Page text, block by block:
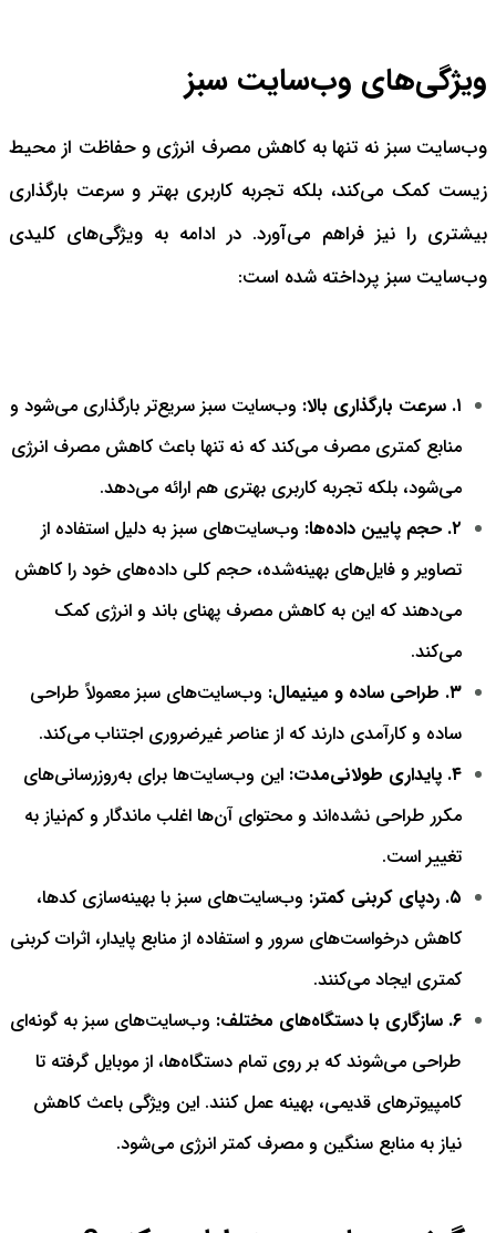
ویژگی‌های وب‌سایت سبز
وب‌سایت سبز نه تنها به کاهش مصرف انرژی و حفاظت از محیط
زیست کمک می‌کند، بلکه تجربه کاربری بهتر و سرعت بارگذاری
بیشتری را نیز فراهم می‌آورد. در ادامه به ویژگی‌های کلیدی
وب‌سایت سبز پرداخته شده است:
۱. سرعت بارگذاری بالا:
وب‌سایت سبز سریع‌تر بارگذاری می‌شود و
منابع کمتری مصرف می‌کند که نه تنها باعث کاهش مصرف انرژی
می‌شود، بلکه تجربه کاربری بهتری هم ارائه می‌دهد.
۲. حجم پایین داده‌ها:
وب‌سایت‌های سبز به دلیل استفاده از
تصاویر و فایل‌های بهینه‌شده، حجم کلی داده‌های خود را کاهش
می‌دهند که این به کاهش مصرف پهنای باند و انرژی کمک
می‌کند.
۳. طراحی ساده و مینیمال:
وب‌سایت‌های سبز معمولاً طراحی
ساده و کارآمدی دارند که از عناصر غیرضروری اجتناب می‌کند.
۴. پایداری طولانی‌مدت: ا
ین وب‌سایت‌ها برای به‌روزرسانی‌های
مکرر طراحی نشده‌اند و محتوای آن‌ها اغلب ماندگار و کم‌نیاز به
تغییر است.
۵. ردپای کربنی کمتر:
وب‌سایت‌های سبز با بهینه‌سازی کدها،
کاهش درخواست‌های سرور و استفاده از منابع پایدار، اثرات کربنی
کمتری ایجاد می‌کنند.
۶. سازگاری با دستگاه‌های مختلف:
وب‌سایت‌های سبز به گونه‌ای
طراحی می‌شوند که بر روی تمام دستگاه‌ها، از موبایل گرفته تا
کامپیوترهای قدیمی، بهینه عمل کنند. این ویژگی باعث کاهش
نیاز به منابع سنگین و مصرف کمتر انرژی می‌شود.